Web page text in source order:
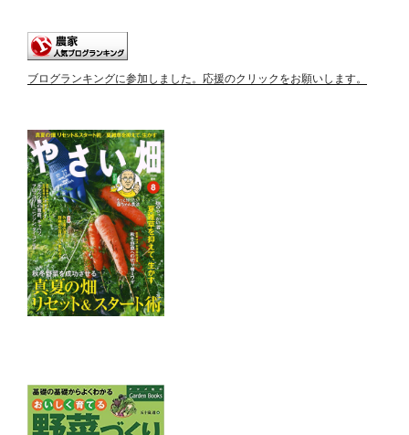
ブログランキングに参加しました。応援のクリックをお願いします。